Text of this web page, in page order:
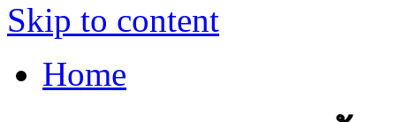
Skip to content
Home